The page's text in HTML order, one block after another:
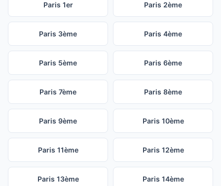
Paris 1er Paris 2ème
Paris 3ème Paris 4ème
Paris 5ème Paris 6ème
Paris 7ème Paris 8ème
Paris 9ème Paris 10ème
Paris 11ème Paris 12ème
Paris 13ème Paris 14ème